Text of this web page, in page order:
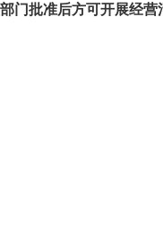
门批准后方可开展经